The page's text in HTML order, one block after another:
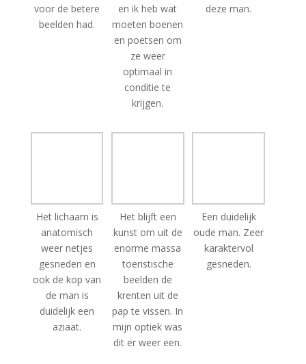
en poetsen om
ze weer
optimaal in
conditie te
krijgen.
anatomisch
weer netjes
gesneden en
ook de kop van
de man is
duidelijk een
aziaat.
kunst om uit de
enorme massa
toeristische
beelden de
krenten uit de
pap te vissen. In
mijn optiek was
dit er weer een.
oude man. Zeer
karaktervol
gesneden.